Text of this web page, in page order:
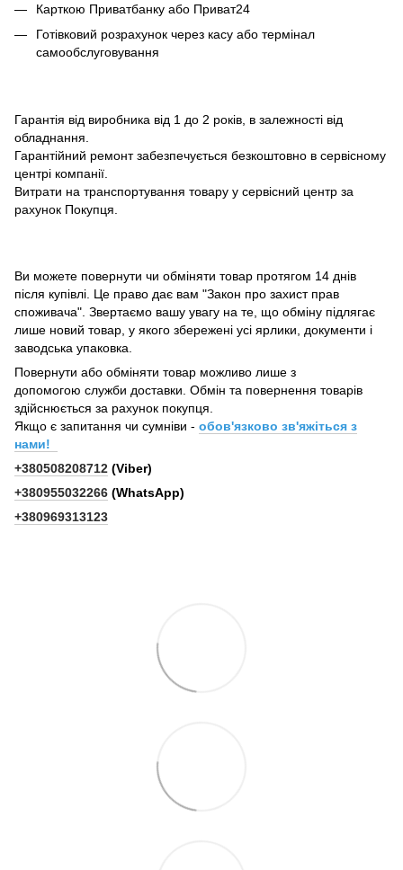
Карткою Приватбанку або Приват24
Готівковий розрахунок через касу або термінал
самообслуговування
Гарантія від виробника від 1 до 2 років, в залежності від
обладнання.
Гарантійний ремонт забезпечується безкоштовно в сервісному
центрі компанії.
Витрати на транспортування товару у сервісний центр за
рахунок Покупця.
Ви можете повернути чи обміняти товар протягом 14 днів
після купівлі. Це право дає вам "Закон про захист прав
споживача". Звертаємо вашу увагу на те, що обміну підлягає
лише новий товар, у якого збережені усі ярлики, документи і
заводська упаковка.
Повернути або обміняти товар можливо лише з
допомогою служби доставки. Обмін та повернення товарів
здійснюється за рахунок покупця.
Якщо є запитання чи сумніви - обов'язково зв'яжіться з
нами!
+380508208712 (Viber)
+380955032266 (WhatsApp)
+380969313123